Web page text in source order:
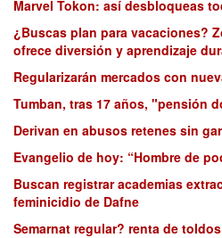
Marvel Tokon: así desbloqueas
¿Buscas plan para vacaciones?
ofrece diversión y aprendizaje
Regularizarán mercados con
Tumban, tras 17 años, "pensión
Derivan en abusos retenes sin
Evangelio de hoy: “Hombre de
Buscan registrar academias
feminicidio de Dafne
Semarnat regular? renta de